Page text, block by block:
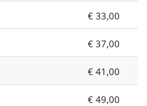
€ 33,00
€ 37,00
€ 41,00
€ 49,00